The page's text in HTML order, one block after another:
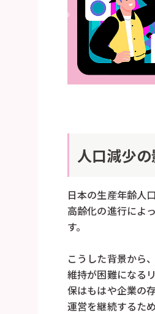
人口減少
日本の生産年齢人
高齢化の進行によ
す。
こうした背景から
維持が困難になる
保はもはや企業の
運営を継続するた